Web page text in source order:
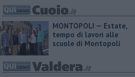
MONTOPOLI — Estate,
tempo di lavori alle
scuole di Montopoli